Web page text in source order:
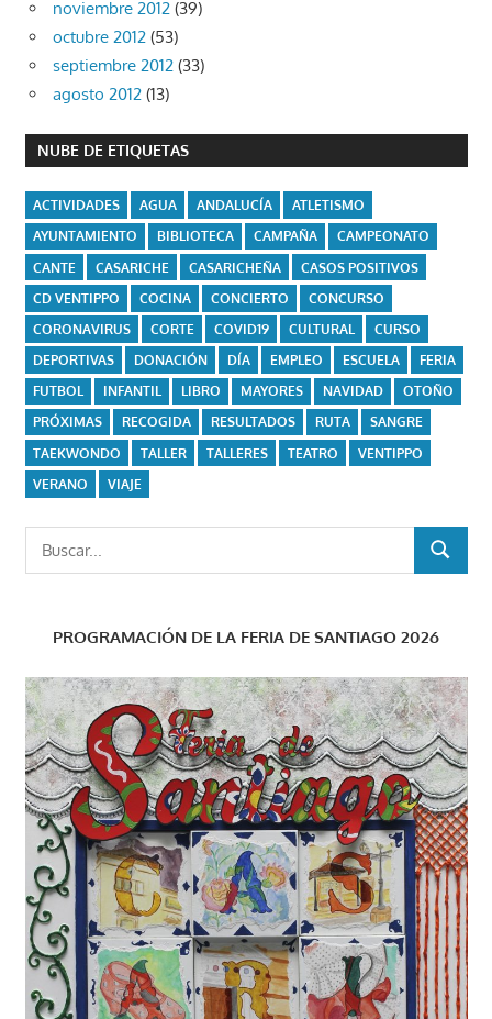
noviembre 2012 (39)
octubre 2012 (53)
septiembre 2012 (33)
agosto 2012 (13)
NUBE DE ETIQUETAS
ACTIVIDADES AGUA ANDALUCÍA
ATLETISMO
AYUNTAMIENTO
BIBLIOTECA CAMPAÑA
CAMPEONATO
CANTE
CASARICHE CASARICHEÑA
CASOS POSITIVOS
CD VENTIPPO
COCINA CONCIERTO
CONCURSO
CORONAVIRUS
CORTE COVID19 CULTURAL
CURSO
DEPORTIVAS
DONACIÓN DÍA EMPLEO ESCUELA
FERIA
FUTBOL
INFANTIL LIBRO MAYORES NAVIDAD
OTOÑO
PRÓXIMAS
RECOGIDA RESULTADOS RUTA
SANGRE
TAEKWONDO
TALLER TALLERES TEATRO
VENTIPPO
VERANO
VIAJE
BUSCAR
PROGRAMACIÓN DE LA FERIA DE SANTIAGO 2026